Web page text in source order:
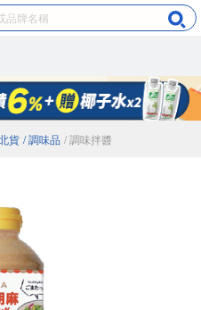
貨 / 調味品 / 調味拌醬